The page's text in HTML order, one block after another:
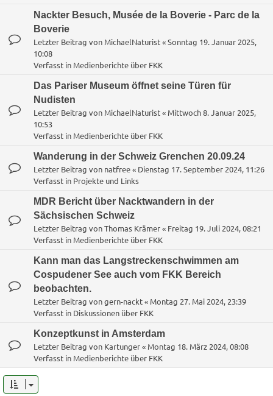
Nackter Besuch, Musée de la Boverie - Parc de la
Boverie
Letzter Beitrag von MichaelNaturist«Sonntag 19. Januar 2025,
10:08
Verfasst in Medienberichte über FKK
Das Pariser Museum öffnet seine Türen für
Nudisten
Letzter Beitrag von MichaelNaturist« Mittwoch 8. Januar 2025,
10:53
Verfasst in Medienberichte über FKK
Wanderung in der Schweiz Grenchen 20.09.24
Letzter Beitrag von natfree« Dienstag 17. September 2024, 11:26
Verfasst in Projekte und Links
MDR Bericht über Nacktwandern in der
Sächsischen Schweiz
Letzter Beitrag vonThomas Krämer« Freitag 19. Juli 2024, 08:21
Verfasst in Medienberichte über FKK
Kann man das Langstreckenschwimmen am
Cospudener See auch vom FKK Bereich
beobachten.
Letzter Beitrag vongern-nackt« Montag 27. Mai 2024, 23:39
Verfasst in Diskussionen über FKK
Konzeptkunst in Amsterdam
Letzter Beitrag von Kartunger« Montag 18. März 2024, 08:08
Verfasst in Medienberichte über FKK